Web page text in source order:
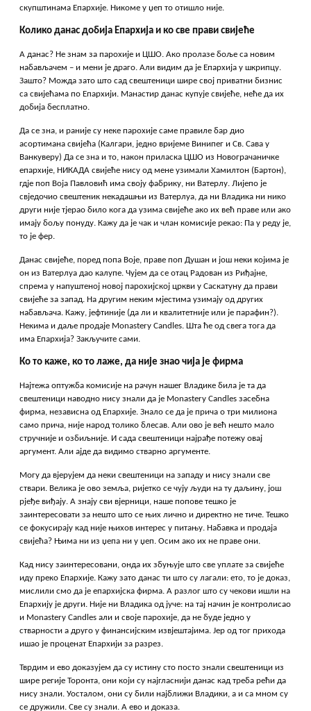
скупштинама Епархије. Никоме у џеп то отишло није.
Колико данас добија Епархија и ко све прави свијеће
А данас? Не знам за парохије и ЦШО. Ако пролазе боље са новим
набављачем – и мени је драго. Али видим да је Епархија у шкрипцу.
Зашто? Можда зато што сад свештеници шире свој приватни бизнис
са свијећама по Епархији. Манастир данас купује свијеће, неће да их
добија бесплатно.
Да се зна, и раније су неке парохије саме правиле бар дио
асортимана свијећа (Калгари, једно вријеме Винипег и Св. Сава у
Ванкуверу) Да се зна и то, након приласка ЦШО из Новограчаничке
епархије, НИКАДА свијеће нису од мене узимали Хамилтон (Бартон),
гдје поп Воја Павловић има своју фабрику, ни Ватерлу. Лијепо је
свједочио свештеник некадашњи из Ватерлуа, да ни Владика ни нико
други није тјерао било кога да узима свијеће ако их већ праве или ако
имају бољу понуду. Кажу да је чак и члан комисије рекао: Па у реду је,
то је фер.
Данас свијеће, поред попа Воје, праве поп Душан и још неки којима је
он из Ватерлуа дао калупе. Чујем да се отац Радован из Риђајне,
спрема у напуштеној новој парохијској цркви у Саскатуну да прави
свијеће за запад. На другим неким мјестима узимају од других
набављача. Кажу, јефтиније (да ли и квалитетније или је парафин?).
Некима и даље продаје Monastery Candles. Шта ће од свега тога да
има Епархија? Закључите сами.
Ко то каже, ко то лаже, да није знао чија је фирма
Најтежа оптужба комисије на рачун нашег Владике била је та да
свештеници наводно нису знали да је Monastery Candles засебна
фирма, независна од Епархије. Знало се да је прича о три милиона
само прича, није народ толико блесав. Али ово је већ нешто мало
стручније и озбиљније. И сада свештеници најрађе потежу овај
аргумент. Али ајде да видимо стварно аргументе.
Могу да вјерујем да неки свештеници на западу и нису знали све
ствари. Велика је ово земља, ријетко се чују људи на ту даљину, још
рјеђе виђају. А знају сви вјерници, наше попове тешко је
заинтересовати за нешто што се њих лично и директно не тиче. Тешко
се фокусирају кад није њихов интерес у питању. Набавка и продаја
свијећа? Њима ни из џепа ни у џеп. Осим ако их не праве они.
Кад нису заинтересовани, онда их збуњује што све уплате за свијеће
иду преко Епархије. Кажу зато данас ти што су лагали: ето, то је доказ,
мислили смо да је епархијска фирма. А разлог што су чекови ишли на
Епархију је други. Није ни Владика од јуче: на тај начин је контролисао
и Monastery Candles али и своје парохије, да не буде једно у
стварности а друго у финансијским извјештајима. Јер од тог прихода
ишао је проценат Епархији за разрез.
Тврдим и ево доказујем да су истину сто посто знали свештеници из
шире регије Торонта, они који су најгласнији данас кад треба рећи да
нису знали. Уосталом, они су били најближи Владики, а и са мном су
се дружили. Све су знали. А ево и доказа.